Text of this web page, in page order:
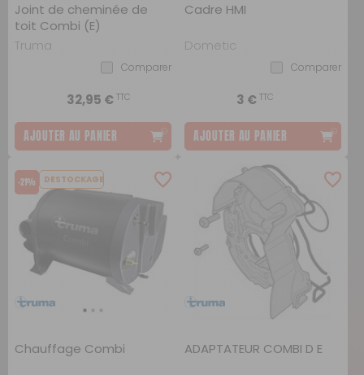
Joint de cheminée de
toit Combi (E)
Truma
Comparer
32,95 €TTC
AJOUTER AU PANIER
Cadre HMI
Dometic
Comparer
3 €TTC
AJOUTER AU PANIER
-21% DESTOCKAGE
Chauffage Combi ADAPTATEUR COMBI D E